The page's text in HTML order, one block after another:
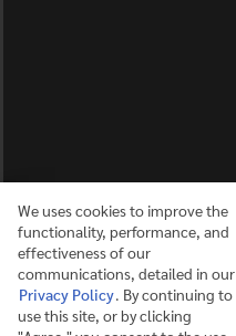
We uses cookies to improve the
functionality, performance, and
effectiveness of our
communications, detailed in our
Privacy Policy. By continuing to
use this site, or by clicking